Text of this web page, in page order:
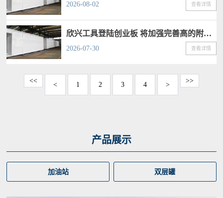
2026-08-02 查看详情
欣兴工具登陆创业板 将加强完善高的附加价值产品布局
2026-07-30 查看详情
<<
< 1 2 3 4 >
>>
产品展示
加油站 双层罐